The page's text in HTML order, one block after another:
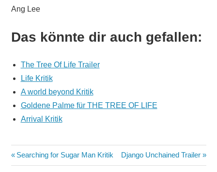
Ang Lee
Das könnte dir auch gefallen:
The Tree Of Life Trailer
Life Kritik
A world beyond Kritik
Goldene Palme für THE TREE OF LIFE
Arrival Kritik
Beitragsnavigation
Vorheriger
Beitrag:
Searching for Sugar Man Kritik
Nächster
Beitrag:
Django Unchained Trailer